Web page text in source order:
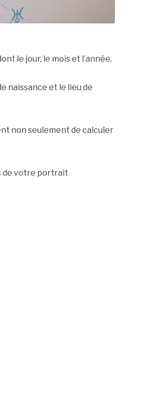
le jour, le mois et l’année.
naissance et le lieu de
non seulement de calculer
de votre portrait